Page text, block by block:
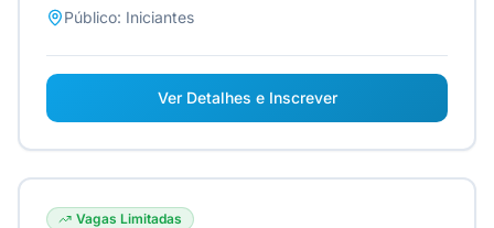
Público: Iniciantes
Ver Detalhes e Inscrever
Vagas Limitadas